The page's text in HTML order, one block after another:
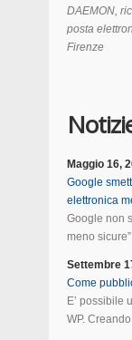
DAEMON,
posta
Firenze
Maggio 16,
Google
elettronica
Google non
meno
Settembre
Come
E’ possibile
WP.